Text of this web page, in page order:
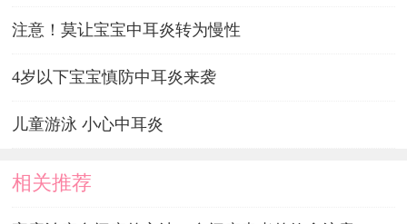
注意！莫让宝宝中耳炎转为慢性
4岁以下宝宝慎防中耳炎来袭
儿童游泳 小心中耳炎
相关推荐